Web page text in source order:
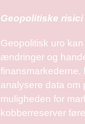
Geopolitiske risici
Geopolitisk uro
ændringer og
finansmarkederne,
analysere data om
muligheden for
kobberreserver